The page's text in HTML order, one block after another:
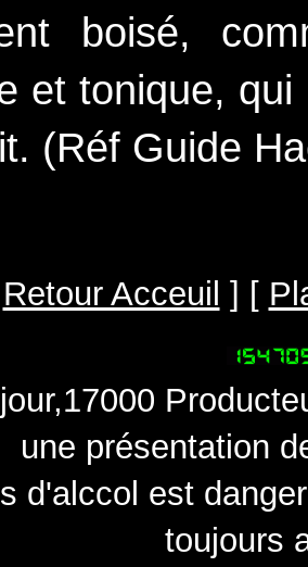
boisé,
et tonique,
(Réf Guide
Retour Acceuil ] [
une présentation
d'alccol est
toujours